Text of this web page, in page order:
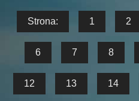
Strona: 1 2
6 7 8
12 13 14